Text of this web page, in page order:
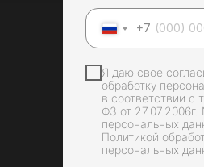
+7
Я даю свое
обработку
в соответствии с
ФЗ от
персональных
Политикой
персональных
Профгигиена и